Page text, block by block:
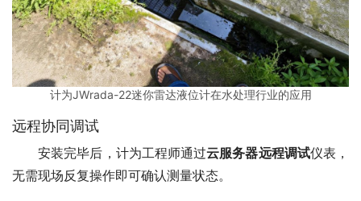
计为JWrada-22迷你雷达液位计在水处理行业的应用
远程协同调试
安装完毕后，计为工程师通过云服务器远程调试仪表，
无需现场反复操作即可确认测量状态。